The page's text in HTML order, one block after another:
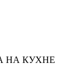
НА КУХНЕ